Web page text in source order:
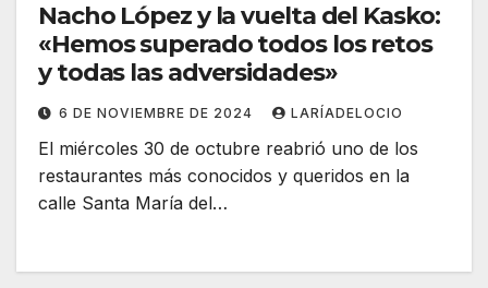
Nacho López y la vuelta del Kasko:
«Hemos superado todos los retos
y todas las adversidades»
6 DE NOVIEMBRE DE 2024 LARÍADELOCIO
El miércoles 30 de octubre reabrió uno de los
restaurantes más conocidos y queridos en la
calle Santa María del…